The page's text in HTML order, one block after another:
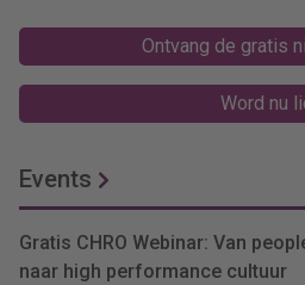
Ontvang de gratis
Word nu
Events
Gratis CHRO Webinar: Van
naar high performance cultuur